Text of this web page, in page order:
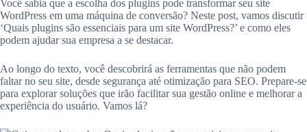
Você sabia que a escolha dos plugins pode transformar seu site
WordPress em uma máquina de conversão? Neste post, vamos discutir
‘Quais plugins são essenciais para um site WordPress?’ e como eles
podem ajudar sua empresa a se destacar.
Ao longo do texto, você descobrirá as ferramentas que não podem
faltar no seu site, desde segurança até otimização para SEO. Prepare-se
para explorar soluções que irão facilitar sua gestão online e melhorar a
experiência do usuário. Vamos lá?